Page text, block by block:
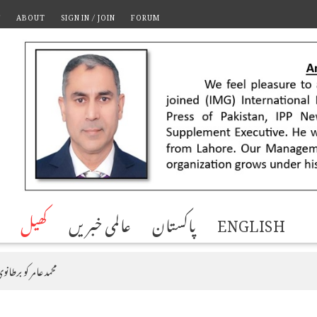
ABOUT SIGN IN / JOIN FORUM
کھیل عالمی خبریں پاکستان ENGLISH
محمد عامر کو